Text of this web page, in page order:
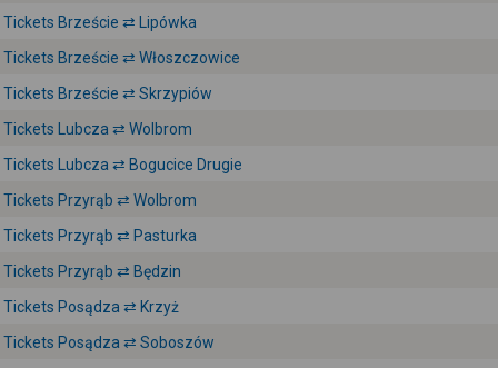
Tickets Brzeście ⇄ Lipówka
Tickets Brzeście ⇄ Włoszczowice
Tickets Brzeście ⇄ Skrzypiów
Tickets Lubcza ⇄ Wolbrom
Tickets Lubcza ⇄ Bogucice Drugie
Tickets Przyrąb ⇄ Wolbrom
Tickets Przyrąb ⇄ Pasturka
Tickets Przyrąb ⇄ Będzin
Tickets Posądza ⇄ Krzyż
Tickets Posądza ⇄ Soboszów